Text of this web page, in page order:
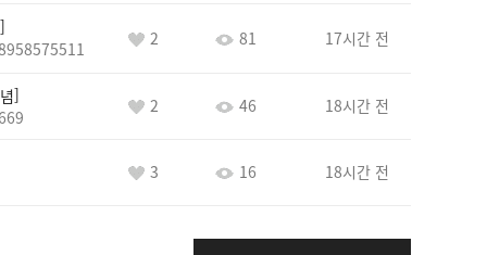
2 81 17시간 전
2 46 18시간 전
3 16 18시간 전